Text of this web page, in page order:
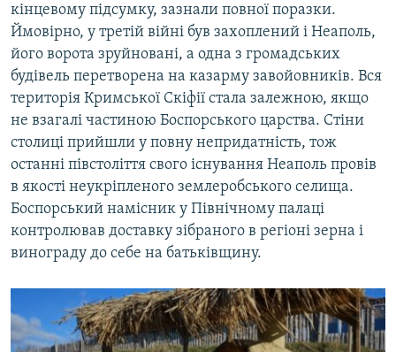
кінцевому підсумку, зазнали повної поразки.
Ймовірно, у третій війні був захоплений і Неаполь,
його ворота зруйновані, а одна з громадських
будівель перетворена на казарму завойовників. Вся
територія Кримської Скіфії стала залежною, якщо
не взагалі частиною Боспорського царства. Стіни
столиці прийшли у повну непридатність, тож
останні півстоліття свого існування Неаполь провів
в якості неукріпленого землеробського селища.
Боспорський намісник у Північному палаці
контролював доставку зібраного в регіоні зерна і
винограду до себе на батьківщину.